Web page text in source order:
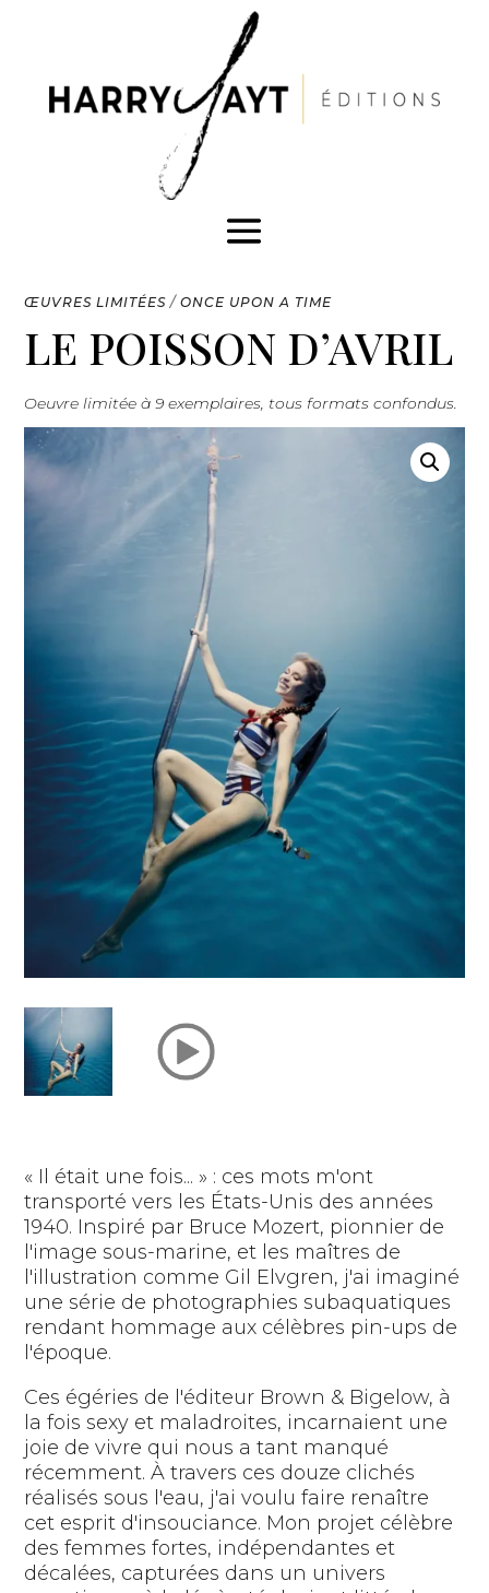
ŒUVRES LIMITÉES /ONCE UPON A TIME
LE POISSON D’AVRIL
Oeuvre limitée à 9 exemplaires, tous formats confondus.
« Il était une fois... » : ces mots m'ont
transporté vers les États-Unis des années
1940. Inspiré par Bruce Mozert, pionnier de
l'image sous-marine, et les maîtres de
l'illustration comme Gil Elvgren, j'ai imaginé
une série de photographies subaquatiques
rendant hommage aux célèbres pin-ups de
l'époque.
Ces égéries de l'éditeur Brown & Bigelow, à
la fois sexy et maladroites, incarnaient une
joie de vivre qui nous a tant manqué
récemment. À travers ces douze clichés
réalisés sous l'eau, j'ai voulu faire renaître
cet esprit d'insouciance. Mon projet célèbre
des femmes fortes, indépendantes et
décalées, capturées dans un univers